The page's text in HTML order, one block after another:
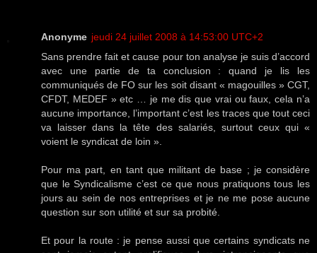
Anonyme jeudi 24 juillet 2008 à 14:53:00 UTC+2
Sans prendre fait et cause pour ton analyse je suis d’accord
avec une partie de ta conclusion : quand je lis les
communiqués de FO sur les soit disant « magouilles » CGT,
CFDT, MEDEF » etc … je me dis que vrai ou faux, cela n’a
aucune importance, l’important c’est les traces que tout ceci
va laisser dans la tête des salariés, surtout ceux qui «
voient le syndicat de loin ».
Pour ma part, en tant que militant de base ; je considère
que le Syndicalisme c’est ce que nous pratiquons tous les
jours au sein de nos entreprises et je ne me pose aucune
question sur son utilité et sur sa probité.
Et pour la route : je pense aussi que certains syndicats ne